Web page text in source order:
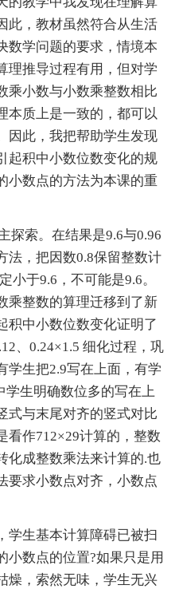
此，教材虽然符合从生活
数学问题的要求，情境本
理推导过程有用，但对学
乘小数与小数乘整数相比
本质上是一致的，都可以
因此，我把帮助学生发现
起积中小数位数变化的规
小数点的方法为本课的重
索。在结果是9.6与0.96
法，把因数0.8保留整数计
小于9.6，不可能是9.6。
乘整数的算理迁移到了新
积中小数位数变化证明了
、0.24×1.5 细化过程，巩
学生把2.9写在上面，有学
学生明确数位多的写在上
式与末尾对齐的竖式对比
看作712×29计算的，整数
化成整数乘法来计算的.也
要求小数点对齐，小数点
生基本计算障碍已被扫
小数点的位置?如果只是用
燥，索然无味，学生无兴